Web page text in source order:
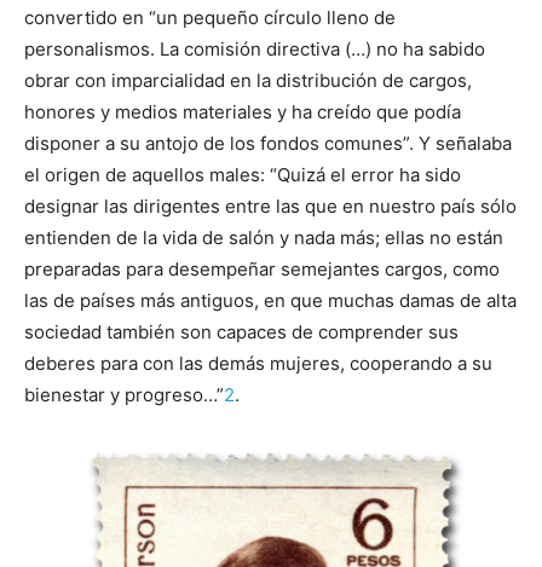
convertido en “un pequeño círculo lleno de
personalismos. La comisión directiva (…) no ha sabido
obrar con imparcialidad en la distribución de cargos,
honores y medios materiales y ha creído que podía
disponer a su antojo de los fondos comunes”. Y señalaba
el origen de aquellos males: “Quizá el error ha sido
designar las dirigentes entre las que en nuestro país sólo
entienden de la vida de salón y nada más; ellas no están
preparadas para desempeñar semejantes cargos, como
las de países más antiguos, en que muchas damas de alta
sociedad también son capaces de comprender sus
deberes para con las demás mujeres, cooperando a su
bienestar y progreso…”2.